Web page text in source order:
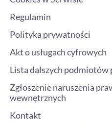
Regulamin
Polityka prywatności
Akt o usługach cyfrowych
Lista dalszych podmiotów
Zgłoszenie naruszenia
wewnętrznych
Kontakt